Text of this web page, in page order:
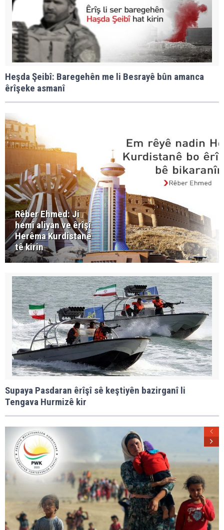
Heşda Şeibî: Baregehên me li Besrayê bûn amanca
êrîşeke asmanî
Rêber Ehmed: Ji
hemî aliyan ve êrîşî
Herêma Kurdistanê
tê kirin
Supaya Pasdaran êrîşî sê keştiyên bazirganî li
Tengava Hurmizê kir